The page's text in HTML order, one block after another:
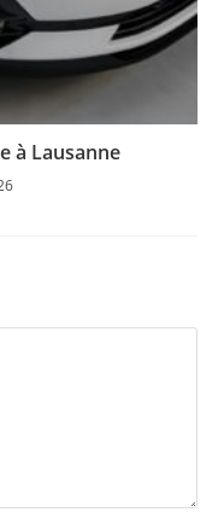
à Lausanne